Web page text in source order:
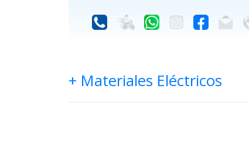
+ Materiales Eléctricos